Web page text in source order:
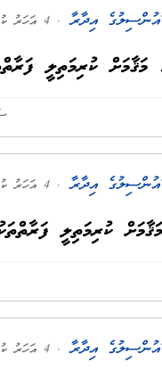
އިދާރާ . 4 އަހަރު ކުރިން
ކުރިމަތިލީ
އިދާރާ . 4 އަހަރު ކުރިން
ކުރިމަތިލީ
އިދާރާ . 4 އަހަރު ކުރިން